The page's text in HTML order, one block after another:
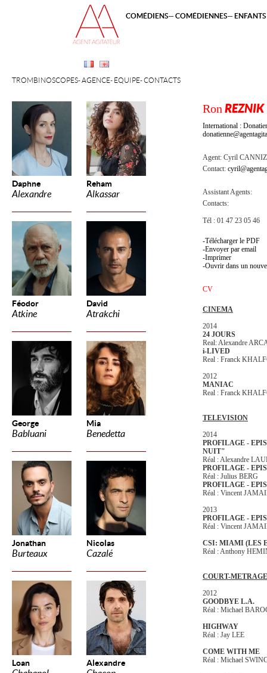
Daphne
Alexandre
Reham
Alkassar
Féodor
Atkine
David
Atrakchi
George
Babluani
Mia
Benedetta
Jonathan
Burteaux
Nicolas
Cazalé
Loan Alexandre
TROMBINOSCOPES AGENCE ÉQUIPE CONTACTS
COMÉDIENS COMÉDIENNES
Ron REZNIK
International :
Agent: Cyril
Contact:
Assistant Agents:
Contacts:
Tél : 01 47 23 05 46
Télécharger le PDF
Envoyer par email
Imprimer
Ouvrir dans un
CV
CINEMA
2014
24 JOURS
Real: Alexandre
i-LIVED
Real : Franck
2012
MANIAC
Real : Franck
TELEVISION
2014
PROFILAGE -
NUIT"
Réal : Alexandre
PROFILAGE -
Réal : Julius BERG
PROFILAGE -
Réal : Vincent
2013
PROFILAGE -
Réal : Vincent
CSI: MIAMI (LES
Réal : Anthony
COURT-METRAGE
2012
GOODBYE L.A.
Réal : Michael
HIGHWAY
Réal : Jay LEE
COME WITH ME
Réal : Michael